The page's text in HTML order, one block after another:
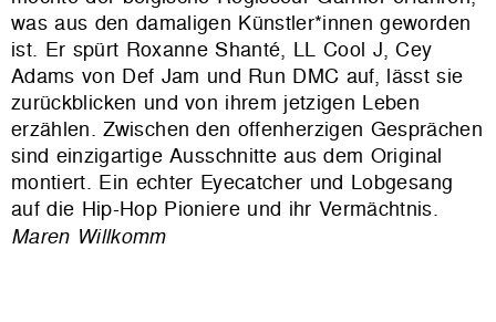
was aus den damaligen Künstler*innen geworden
ist. Er spürt Roxanne Shanté, LL Cool J, Cey
Adams von Def Jam und Run DMC auf, lässt sie
zurückblicken und von ihrem jetzigen Leben
erzählen. Zwischen den offenherzigen Gesprächen
sind einzigartige Ausschnitte aus dem Original
montiert. Ein echter Eyecatcher und Lobgesang
auf die Hip-Hop Pioniere und ihr Vermächtnis.
Maren Willkomm